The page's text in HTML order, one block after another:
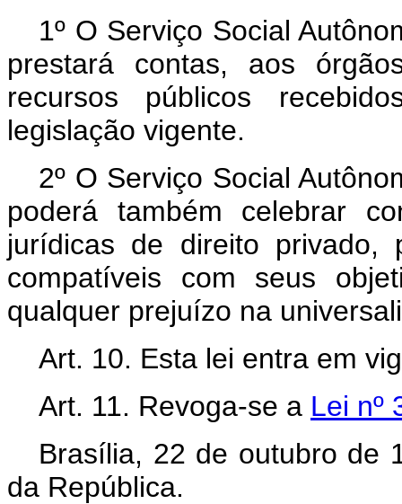
1º O Serviço Social
prestará contas, aos
recursos públicos
legislação vigente.
2º O Serviço Social
poderá também celebrar
jurídicas de direito privado,
compatíveis com seus
qualquer prejuízo na
Art. 10. Esta lei entra em
Art. 11. Revoga-se a Lei nº
Brasília, 22 de outubro de
da República.